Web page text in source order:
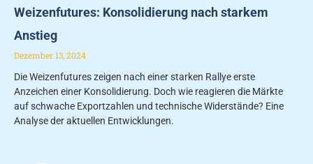
Weizenfutures: Konsolidierung nach starkem
Anstieg
Dezember 13, 2024
Die Weizenfutures zeigen nach einer starken Rallye erste
Anzeichen einer Konsolidierung. Doch wie reagieren die Märkte
auf schwache Exportzahlen und technische Widerstände? Eine
Analyse der aktuellen Entwicklungen.